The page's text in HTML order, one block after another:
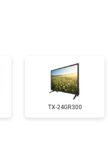
Заказать
Заказать
TX-24GR300